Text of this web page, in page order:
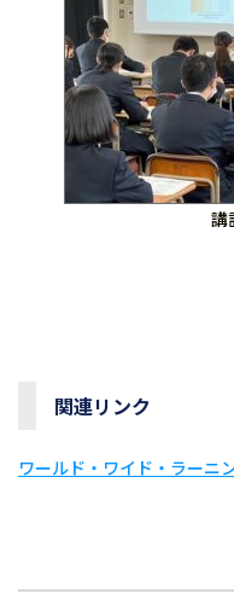
講
関連リンク
ワールド・ワイド・ラーニ